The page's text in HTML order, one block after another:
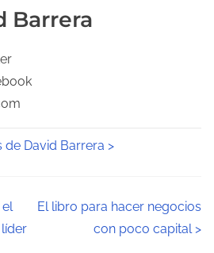
Barrera
David Barrera >
El libro para hacer negocios
con poco capital>